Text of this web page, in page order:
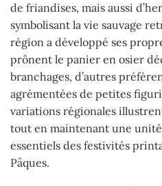
de friandises, mais aussi
symbolisant la vie sauvage
région a développé ses
prônent le panier en osier
branchages, d’autres
agrémentées de petites
variations régionales
tout en maintenant une
essentiels des festivités
Pâques.